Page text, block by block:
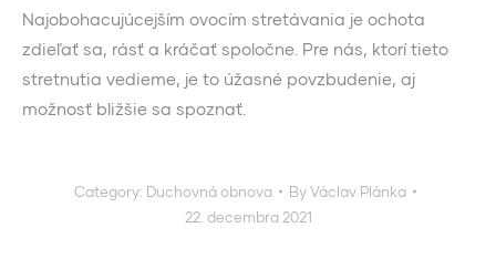
Najobohacujúcejším ovocím stretávania je ochota
zdieľať sa, rásť a kráčať spoločne. Pre nás, ktorí tieto
stretnutia vedieme, je to úžasné povzbudenie, aj
možnosť bližšie sa spoznať.
Category: Duchovná obnova ByVáclav Plánka
22. decembra 2021